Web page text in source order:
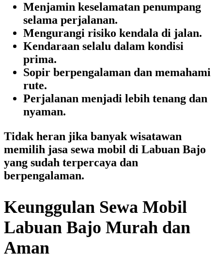
Menjamin keselamatan penumpang
selama perjalanan.
Mengurangi risiko kendala di jalan.
Kendaraan selalu dalam kondisi
prima.
Sopir berpengalaman dan memahami
rute.
Perjalanan menjadi lebih tenang dan
nyaman.
Tidak heran jika banyak wisatawan
memilih jasa sewa mobil di Labuan Bajo
yang sudah terpercaya dan
berpengalaman.
Keunggulan Sewa Mobil
Labuan Bajo Murah dan
Aman